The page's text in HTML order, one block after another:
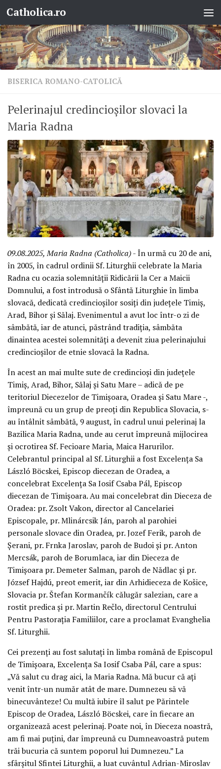
Skip to content
Catholica.ro
BISERICA ROMANO-CATOLICĂ
Pelerinajul credincioșilor slovaci la
Maria Radna
09.08.2025, Maria Radna (Catholica)- În urmă cu 20 de ani,
în 2005, în cadrul ordinii Sf. Liturghii celebrate la Maria
Radna cu ocazia solemnității Ridicării la Cer a Maicii
Domnului, a fost introdusă o Sfântă Liturghie în limba
slovacă, dedicată credincioșilor sosiți din județele Timiș,
Arad, Bihor și Sălaj. Evenimentul a avut loc într-o zi de
sâmbătă, iar de atunci, păstrând tradiția, sâmbăta
dinaintea acestei solemnități a devenit ziua pelerinajului
credincioșilor de etnie slovacă la Radna.
În acest an mai multe sute de credincioși din județele
Timiș, Arad, Bihor, Sălaj și Satu Mare – adică de pe
teritoriul Diecezelor de Timișoara, Oradea și Satu Mare -,
împreună cu un grup de preoți din Republica Slovacia, s-
au întâlnit sâmbătă, 9 august, în cadrul unui pelerinaj la
Bazilica Maria Radna, unde au cerut împreună mijlocirea
și ocrotirea Sf. Fecioare Maria, Maica Harurilor.
Celebrantul principal al Sf. Liturghii a fost Excelența Sa
László Böcskei, Episcop diecezan de Oradea, a
concelebrat Excelența Sa Iosif Csaba Pál, Episcop
diecezan de Timișoara. Au mai concelebrat din Dieceza de
Oradea: pr. Zsolt Vakon, director al Cancelariei
Episcopale, pr. Mlinárcsik Ján, paroh al parohiei
personale slovace din Oradea, pr. Jozef Ferik, paroh de
Șerani, pr. Frnka Jaroslav, paroh de Budoi și pr. Anton
Mercsák, paroh de Borumlaca, iar din Dieceza de
Timișoara pr. Demeter Salman, paroh de Nădlac și pr.
József Hajdú, preot emerit, iar din Arhidieceza de Košice,
Slovacia pr. Štefan Kormančík călugăr salezian, care a
rostit predica și pr. Martin Rečlo, directorul Centrului
Pentru Pastorația Familiilor, care a proclamat Evanghelia
Sf. Liturghii.
Cei prezenți au fost salutați în limba română de Episcopul
de Timișoara, Excelența Sa Iosif Csaba Pál, care a spus:
„Vă salut cu drag aici, la Maria Radna. Mă bucur că ați
venit într-un număr atât de mare. Dumnezeu să vă
binecuvânteze! Cu multă iubire îl salut pe Părintele
Episcop de Oradea, László Böcskei, care în fiecare an
organizează acest pelerinaj. Poate noi, în Dieceza noastră,
am fi mai puțini, dar împreună cu Dumneavoastră putem
trăi bucuria că suntem poporul lui Dumnezeu.” La
sfârșitul Sfintei Liturghii, a luat cuvântul Adrian-Miroslav